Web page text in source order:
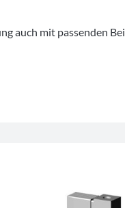
auch mit passenden